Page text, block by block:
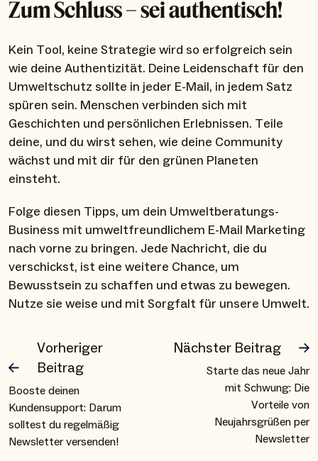
Zum Schluss – sei authentisch!
Kein Tool, keine Strategie wird so erfolgreich sein
wie deine Authentizität. Deine Leidenschaft für den
Umweltschutz sollte in jeder E-Mail, in jedem Satz
spüren sein. Menschen verbinden sich mit
Geschichten und persönlichen Erlebnissen. Teile
deine, und du wirst sehen, wie deine Community
wächst und mit dir für den grünen Planeten
einsteht.
Folge diesen Tipps, um dein Umweltberatungs-
Business mit umweltfreundlichem E-Mail Marketing
nach vorne zu bringen. Jede Nachricht, die du
verschickst, ist eine weitere Chance, um
Bewusstsein zu schaffen und etwas zu bewegen.
Nutze sie weise und mit Sorgfalt für unsere Umwelt.
Vorheriger
Beitrag
Booste deinen
Kundensupport: Darum
solltest du regelmäßig
Newsletter versenden!
Nächster Beitrag
Starte das neue Jahr
mit Schwung: Die
Vorteile von
Neujahrsgrüßen per
Newsletter